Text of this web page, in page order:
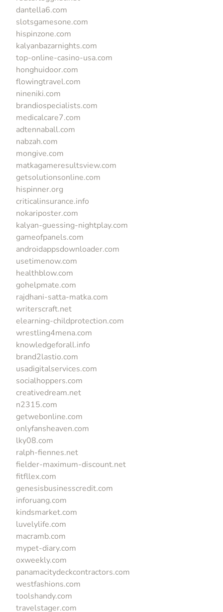
dantella6.com
slotsgamesone.com
hispinzone.com
kalyanbazarnights.com
top-online-casino-usa.com
honghuidoor.com
flowingtravel.com
nineniki.com
brandiospecialists.com
medicalcare7.com
adtennaball.com
nabzah.com
mongive.com
matkagameresultsview.com
getsolutionsonline.com
hispinner.org
criticalinsurance.info
nokariposter.com
kalyan-guessing-nightplay.com
gameofpanels.com
androidappsdownloader.com
usetimenow.com
healthblow.com
gohelpmate.com
rajdhani-satta-matka.com
writerscraft.net
elearning-childprotection.com
wrestling4mena.com
knowledgeforall.info
brand2lastio.com
usadigitalservices.com
socialhoppers.com
creativedream.net
n2315.com
getwebonline.com
onlyfansheaven.com
lky08.com
ralph-fiennes.net
fielder-maximum-discount.net
fitfllex.com
genesisbusinesscredit.com
inforuang.com
kindsmarket.com
luvelylife.com
macramb.com
mypet-diary.com
oxweekly.com
panamacitydeckcontractors.com
westfashions.com
toolshandy.com
travelstager.com